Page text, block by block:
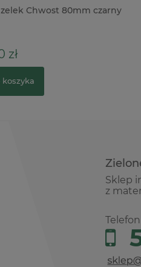
Chwost 80mm czarny
zł
Sklep
z